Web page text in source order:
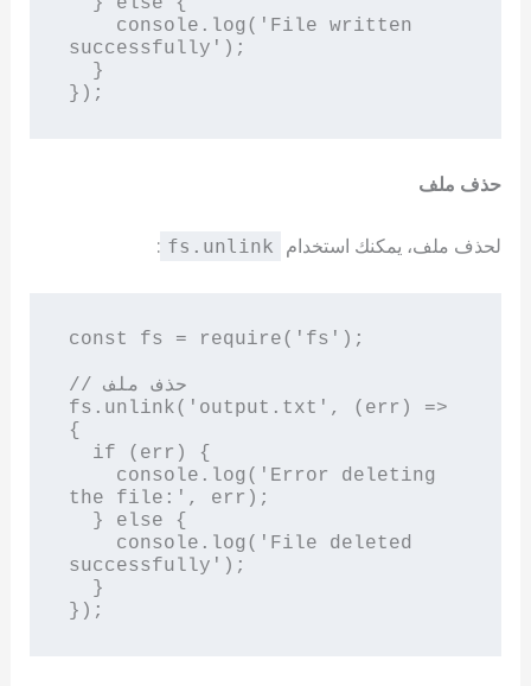
successfully');
حذف ملف
لحذف ملف، يمكنك استخدام fs.unlink
:
const fs = require('fs');
// حذف ملف
fs.unlink('output.txt', (err) =>
{
the file:', err);
successfully');